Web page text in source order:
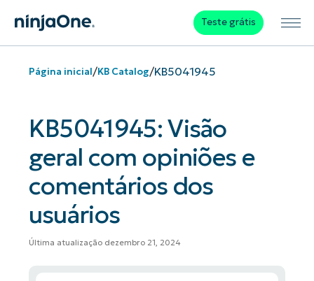
Teste grátis
Página inicial/KB Catalog/KB5041945
KB5041945: Visão
geral com opiniões e
comentários dos
usuários
Última atualização dezembro 21, 2024